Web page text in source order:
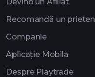
Recomandă un prieten
Companie
Aplicație Mobilă
Despre Playtrade